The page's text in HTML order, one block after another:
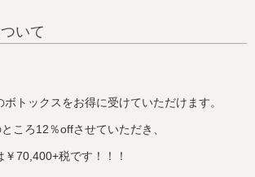
いて
トックスをお得に受けていただけます。
ころ12％offさせていただき、
70,400+税です！！！